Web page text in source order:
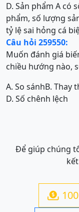
D. Sản phẩm A có
phẩm, số lượng
tỷ lệ sai hỏng cá
Câu hỏi 259550:
Muốn đánh giá
chiều hướng nào,
A. So sánhB. Thay
D. Số chênh lệch
Để giúp chúng
